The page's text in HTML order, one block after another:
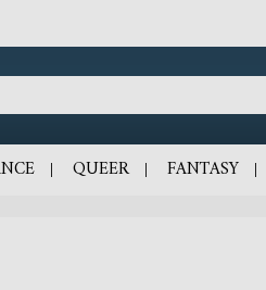
QUEER FANTASY